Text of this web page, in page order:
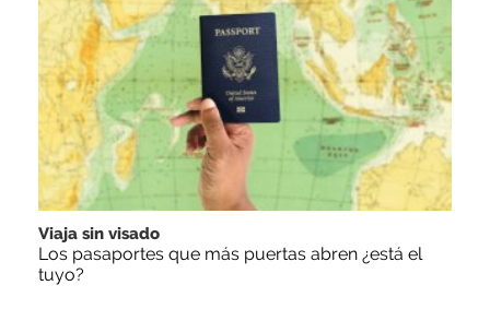
Viaja sin visado
Los pasaportes que más puertas abren ¿está el
tuyo?